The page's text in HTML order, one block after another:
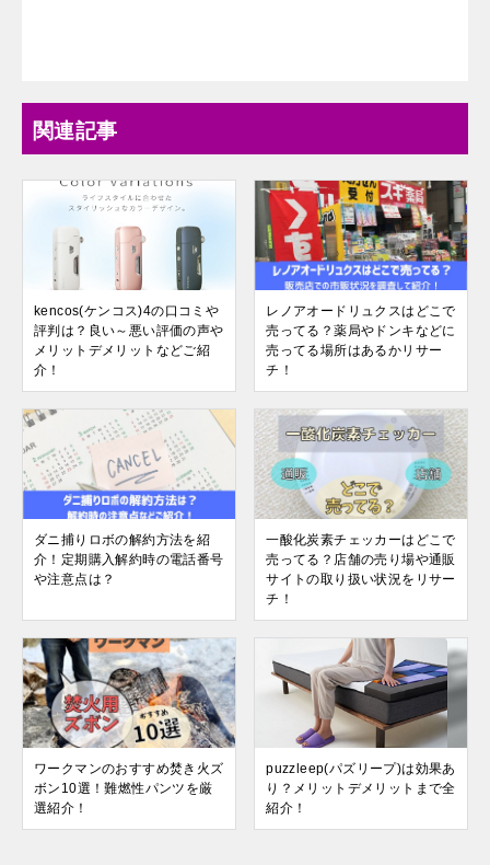
関連記事
kencos(ケンコス)4の口コミや
評判は？良い～悪い評価の声や
メリットデメリットなどご紹
介！
レノアオードリュクスはどこで
売ってる？薬局やドンキなどに
売ってる場所はあるかリサー
チ！
ダニ捕りロボの解約方法を紹
介！定期購入解約時の電話番号
や注意点は？
一酸化炭素チェッカーはどこで
売ってる？店舗の売り場や通販
サイトの取り扱い状況をリサー
チ！
ワークマンのおすすめ焚き火ズ
ボン10選！難燃性パンツを厳
選紹介！
puzzleep(パズリープ)は効果あ
り？メリットデメリットまで全
紹介！